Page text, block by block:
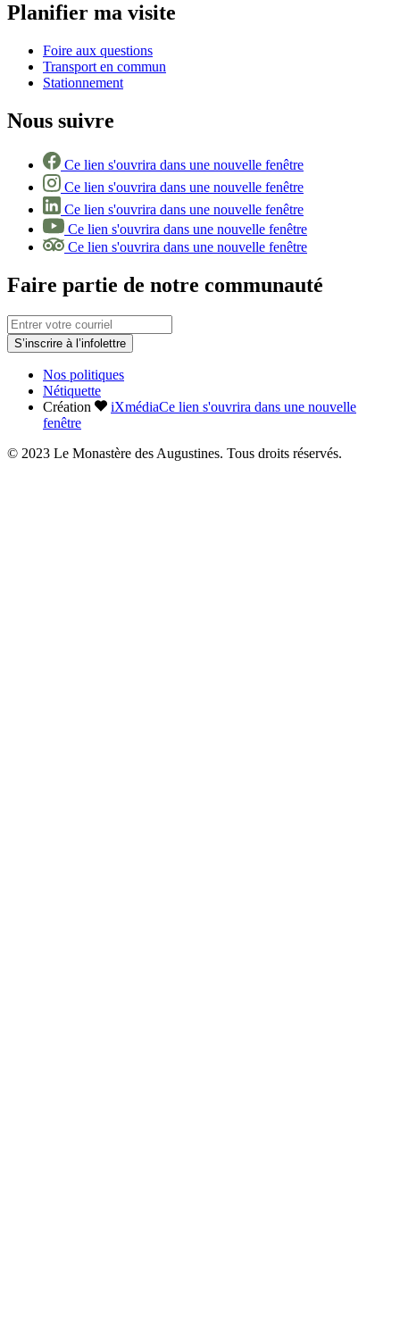
Planifier ma visite
Foire aux questions
Transport en commun
Stationnement
Nous suivre
Ce lien s'ouvrira dans une nouvelle fenêtre
Ce lien s'ouvrira dans une nouvelle fenêtre
Ce lien s'ouvrira dans une nouvelle fenêtre
Ce lien s'ouvrira dans une nouvelle fenêtre
Ce lien s'ouvrira dans une nouvelle fenêtre
Faire partie de notre communauté
S’inscrire à l’infolettre
Nos politiques
Nétiquette
Création
iXmédiaCe lien s'ouvrira dans une nouvelle
fenêtre
© 2023 Le Monastère des Augustines. Tous droits réservés.